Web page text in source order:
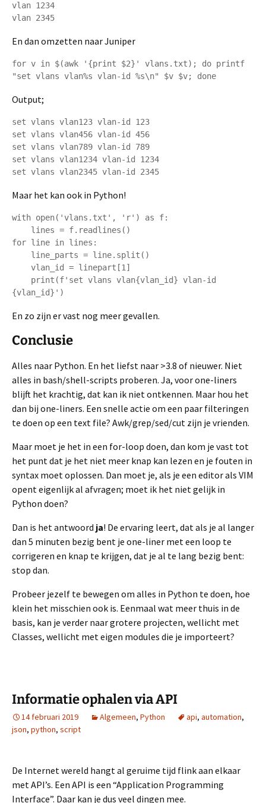
vlan 1234
vlan 2345
En dan omzetten naar Juniper
for v in $(awk '{print $2}' vlans.txt); do printf
"set vlans vlan%s vlan-id %s\n" $v $v; done
Output;
set vlans vlan123 vlan-id 123
set vlans vlan456 vlan-id 456
set vlans vlan789 vlan-id 789
set vlans vlan1234 vlan-id 1234
set vlans vlan2345 vlan-id 2345
Maar het kan ook in Python!
with open('vlans.txt', 'r') as f:
for line in lines:
En zo zijn er vast nog meer gevallen.
Conclusie
Alles naar Python. En het liefst naar >3.8 of nieuwer. Niet
alles in bash/shell-scripts proberen. Ja, voor one-liners
blijft het krachtig, dat kan ik niet ontkennen. Maar hou het
dan bij one-liners. Een snelle actie om een paar filteringen
te doen op een text file? Awk/grep/sed/cut zijn je vrienden.
Maar moet je het in een for-loop doen, dan kom je vast tot
het punt dat je het niet meer knap kan lezen en je fouten in
syntax moet oplossen. Dan moet je, als je een editor als VIM
opent eigenlijk al afvragen; moet ik het niet gelijk in
Python doen?
Dan is het antwoord ja! De ervaring leert, dat als je al langer
dan 5 minuten bezig bent je one-liner met een loop te
corrigeren en knap te krijgen, dat je al te lang bezig bent:
stop dan.
Probeer jezelf te bewegen om alles in Python te doen, hoe
klein het misschien ook is. Eenmaal wat meer thuis in de
basis, kan je verder naar grotere projecten, wellicht met
Classes, wellicht met eigen modules die je importeert?
Informatie ophalen via API
14 februari 2019 Algemeen, Python api, automation,
json, python, script
De Internet wereld hangt al geruime tijd flink aan elkaar
met API’s. Een API is een “Application Programming
Interface”. Daar kan je dus veel dingen mee.